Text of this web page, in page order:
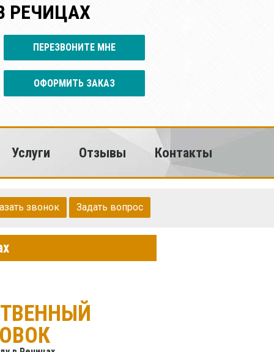
РЕЧИЦАХ
ПЕРЕЗВОНИТЕ МНЕ
ОФОРМИТЬ ЗАКАЗ
Услуги Отзывы Контакты
звонок Задать вопрос